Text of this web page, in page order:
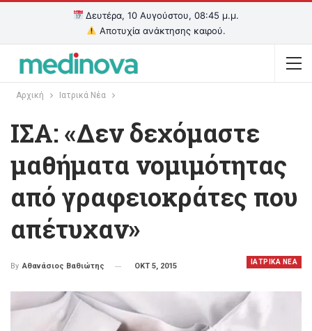
Δευτέρα, 10 Αυγούστου, 08:45 μ.μ.
Αποτυχία ανάκτησης καιρού.
Αρχική Ιατρικά Νέα
ΙΣΑ: «Δεν δεχόμαστε
μαθήματα νομιμότητας
από γραφειοκράτες που
απέτυχαν»
ΙΑΤΡΙΚΑ ΝΕΑ
By Αθανάσιος Βαθιώτης ΟΚΤ 5, 2015